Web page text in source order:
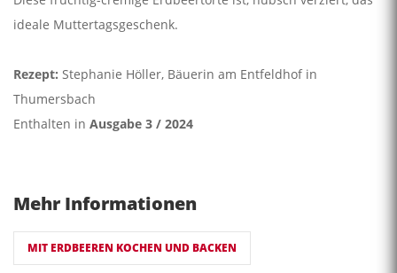
ideale Muttertagsgeschenk.
Rezept: Stephanie Höller, Bäuerin am Entfeldhof in
Thumersbach
Enthalten in Ausgabe 3 / 2024
Mehr Informationen
MIT ERDBEEREN KOCHEN UND BACKEN